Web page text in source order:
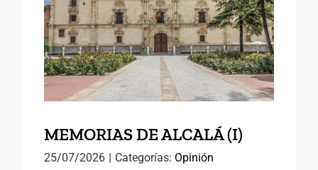
MEMORIAS DE ALCALÁ (I)
MEMORIAS DE ALCALÁ (I)
25/07/2026 | Categorías: Opinión